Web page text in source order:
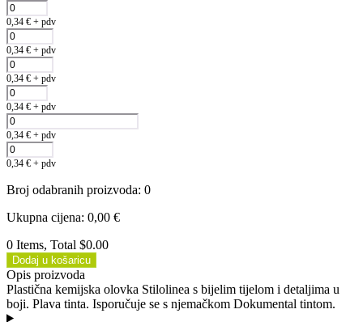
0,34 € + pdv
0,34 € + pdv
0,34 € + pdv
0,34 € + pdv
0,34 € + pdv
0,34 € + pdv
Broj odabranih proizvoda: 0
Ukupna cijena: 0,00 €
0 Items, Total $0.00
Dodaj u košaricu
Opis proizvoda
Plastična kemijska olovka Stilolinea s bijelim tijelom i detaljima u
boji. Plava tinta. Isporučuje se s njemačkom Dokumental tintom.